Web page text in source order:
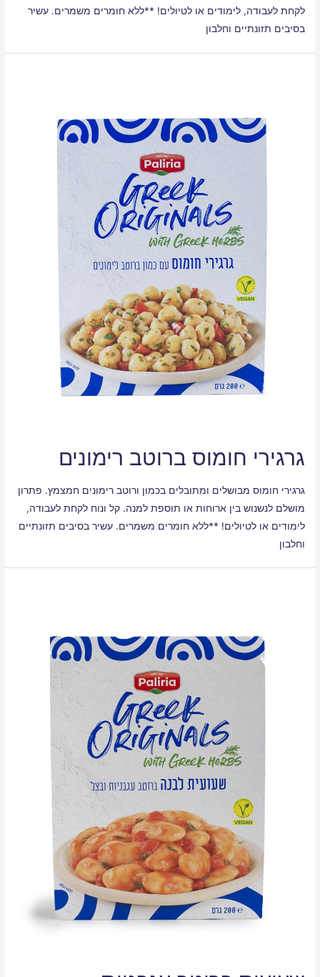
לקחת לעבודה, לימודים או לטיולים! **ללא חומרים משמרים. עשיר
בסיבים תזונתיים וחלבון
גרגירי חומוס ברוטב רימונים
גרגירי חומוס מבושלים ומתובלים בכמון ורוטב רימונים חמצמץ. פתרון
מושלם לנשנוש בין ארוחות או תוספת למנה. קל ונוח לקחת לעבודה,
לימודים או לטיולים! **ללא חומרים משמרים. עשיר בסיבים תזונתיים
וחלבון